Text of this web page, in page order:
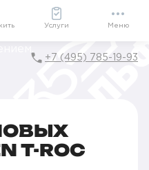
Подарки внутри
+7 (495) 785-19-93
T-ROC
Услуги Меню